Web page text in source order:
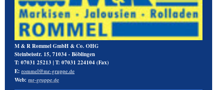
M & R Rommel GmbH & Co. OHG
Steinbeisstr. 15, 71034 - Böblingen
T: 07031 25213 |T: 07031 224104 (Fax)
E: rommel@mr-gruppe.de
Web: mr-gruppe.de